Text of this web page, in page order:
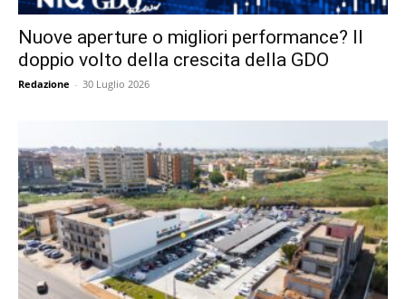
Nuove aperture o migliori performance? Il
doppio volto della crescita della GDO
Redazione - 30 Luglio 2026